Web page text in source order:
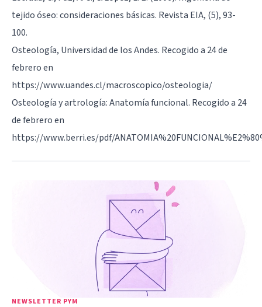
tejido óseo: consideraciones básicas. Revista EIA, (5), 93-
100.
Osteología, Universidad de los Andes. Recogido a 24 de
febrero en
https://www.uandes.cl/macroscopico/osteologia/
Osteología y artrología: Anatomía funcional. Recogido a 24
de febrero en
https://www.berri.es/pdf/
NEWSLETTER PYM